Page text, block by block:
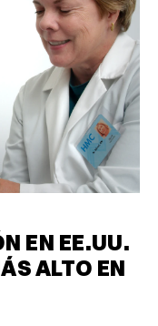
EN EE.UU.
ALTO EN